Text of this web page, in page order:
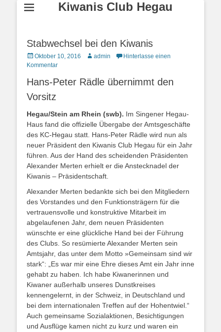
Kiwanis Club Hegau
Stabwechsel bei den Kiwanis
Posted
on
Oktober 10, 2016 Autoradmin
Hinterlasse einen
Kommentar
Hans-Peter Rädle übernimmt den
Vorsitz
Hegau/Stein am Rhein (swb). Im Singener Hegau-
Haus fand die offizielle Übergabe der Amtsgeschäfte
des KC-Hegau statt. Hans-Peter Rädle wird nun als
neuer Präsident den Kiwanis Club Hegau für ein Jahr
führen. Aus der Hand des scheidenden Präsidenten
Alexander Merten erhielt er die Anstecknadel der
Kiwanis – Präsidentschaft.
Alexander Merten bedankte sich bei den Mitgliedern
des Vorstandes und den Funktionsträgern für die
vertrauensvolle und konstruktive Mitarbeit im
abgelaufenen Jahr, dem neuen Präsidenten
wünschte er eine glückliche Hand bei der Führung
des Clubs. So resümierte Alexander Merten sein
Amtsjahr, das unter dem Motto »Gemeinsam sind wir
stark“: „Es war mir eine Ehre dieses Amt ein Jahr inne
gehabt zu haben. Ich habe Kiwanerinnen und
Kiwaner außerhalb unseres Dunstkreises
kennengelernt, in der Schweiz, in Deutschland und
bei dem internationalen Treffen auf der Hohentwiel.“
Auch gemeinsame Sozialaktionen, Besichtigungen
und Ausflüge kamen nicht zu kurz und waren ein